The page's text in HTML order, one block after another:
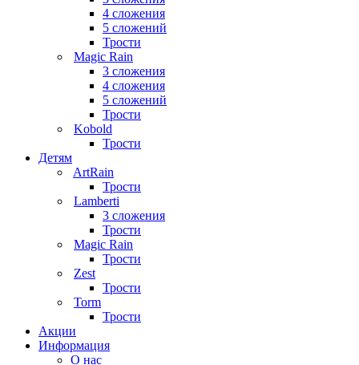
4 сложения
5 сложений
Трости
Magic Rain
3 сложения
4 сложения
5 сложений
Трости
Kobold
Трости
Детям
ArtRain
Трости
Lamberti
3 сложения
Трости
Magic Rain
Трости
Zest
Трости
Torm
Трости
Акции
Информация
О нас